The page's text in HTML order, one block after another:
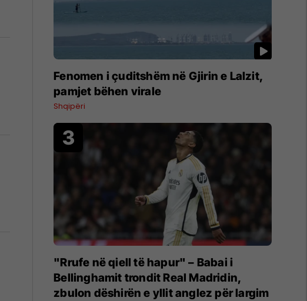
Fenomen i çuditshëm në Gjirin e Lalzit,
pamjet bëhen virale
Shqipëri
"Rrufe në qiell të hapur" – Babai i
Bellinghamit trondit Real Madridin,
zbulon dëshirën e yllit anglez për largim